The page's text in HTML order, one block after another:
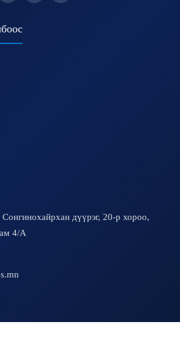
Сонгинохайрхан дүүрэг, 20-р хороо,
4/A